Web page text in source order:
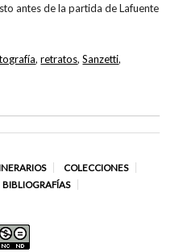
antes de la partida de Lafuente
,retratos,Sanzetti,
COLECCIONES
BIBLIOGRAFÍAS